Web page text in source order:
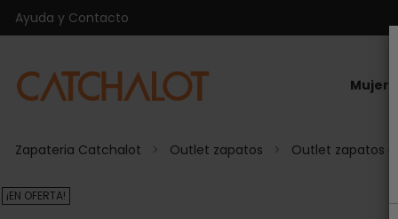
Ayuda y Contacto
Mujer
Zapateria Catchalot Outlet zapatos Outlet zapatos
¡EN OFERTA!